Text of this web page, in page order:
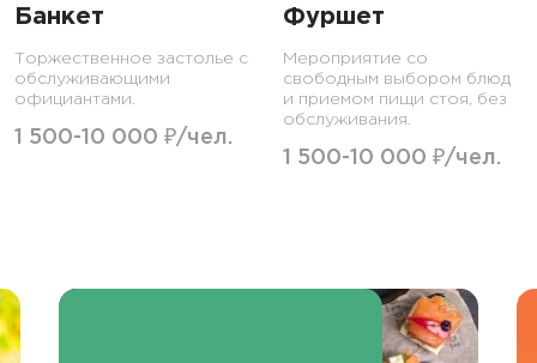
Банкет
Торжественное застолье с
обслуживающими
официантами.
1 500-10 000 ₽/чел.
Фуршет
Мероприятие со
свободным выбором блюд
и приемом пищи стоя, без
обслуживания.
1 500-10 000 ₽/чел.